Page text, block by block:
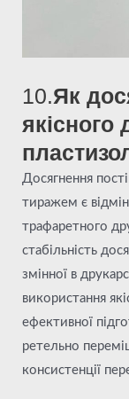
10.Як
Досягнення
тиражем є
трафаретного
стабільність
змінної в
використання
ефективної
ретельно
консистенції